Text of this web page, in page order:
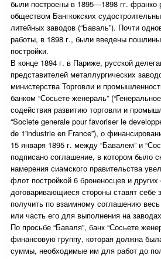
были построены в 1895—1898 гг.
обществом Бангкокских
литейных заводов (“Баваль”). Почти
работы, в 1898 г., были введены
постройки.
В конце 1894 г. в Париже, русской
представителей металлургических
министерства Торговли и
банком “Сосьете женераль”
содействия развитию торговли и
“Societe generale pour favoriser le
de 1'industrie en France”), о
15 января 1895 г. между “Бавалем” и
подписано соглашение, в котором было
намерения сиамского правительства
флот постройкой 6 броненосцев и других
договаривающиеся стороны ставят себе
получить по взаимному соглашению
или часть его для выполнения на
По просьбе “Баваля”, банк “Сосьете
финансовую группу, которая должна
суммы, необходимые им для работ до